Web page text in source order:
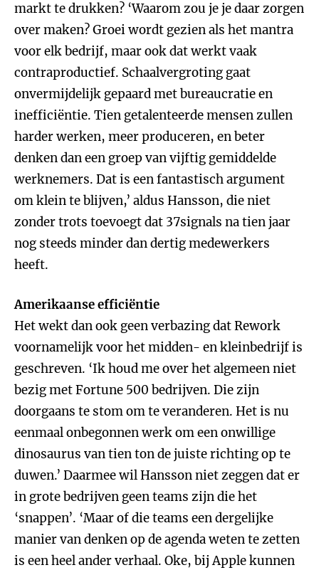
markt te drukken? ‘Waarom zou je je daar zorgen
over maken? Groei wordt gezien als het mantra
voor elk bedrijf, maar ook dat werkt vaak
contraproductief. Schaalvergroting gaat
onvermijdelijk gepaard met bureaucratie en
inefficiëntie. Tien getalenteerde mensen zullen
harder werken, meer produceren, en beter
denken dan een groep van vijftig gemiddelde
werknemers. Dat is een fantastisch argument
om klein te blijven,’ aldus Hansson, die niet
zonder trots toevoegt dat 37signals na tien jaar
nog steeds minder dan dertig medewerkers
heeft.
Amerikaanse efficiëntie
Het wekt dan ook geen verbazing dat Rework
voornamelijk voor het midden- en kleinbedrijf is
geschreven. ‘Ik houd me over het algemeen niet
bezig met Fortune 500 bedrijven. Die zijn
doorgaans te stom om te veranderen. Het is nu
eenmaal onbegonnen werk om een onwillige
dinosaurus van tien ton de juiste richting op te
duwen.’ Daarmee wil Hansson niet zeggen dat er
in grote bedrijven geen teams zijn die het
‘snappen’. ‘Maar of die teams een dergelijke
manier van denken op de agenda weten te zetten
is een heel ander verhaal. Oke, bij Apple kunnen